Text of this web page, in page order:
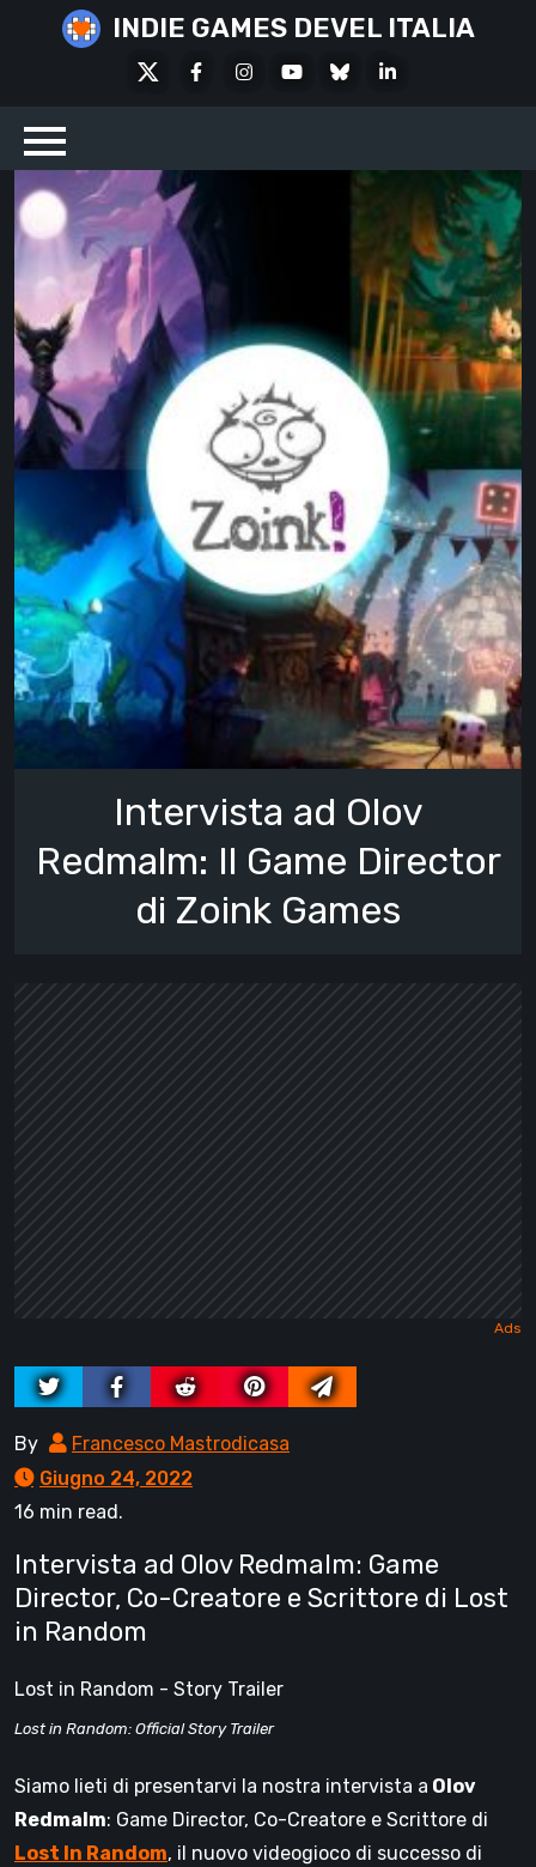
INDIE GAMES DEVEL ITALIA
FacebookInstagramYoutubeBlueskyLinkedIn
Intervista ad Olov
Redmalm: Il Game Director
di Zoink Games
By
Francesco Mastrodicasa
Giugno 24, 2022
16 min read.
Intervista ad Olov Redmalm: Game
Director, Co-Creatore e Scrittore di Lost
in Random
Lost in Random - Story Trailer
Lost in Random: Official Story Trailer
Siamo lieti di presentarvi la nostra intervista a Olov
Redmalm: Game Director, Co-Creatore e Scrittore di
Lost In Random, il nuovo videogioco di successo di